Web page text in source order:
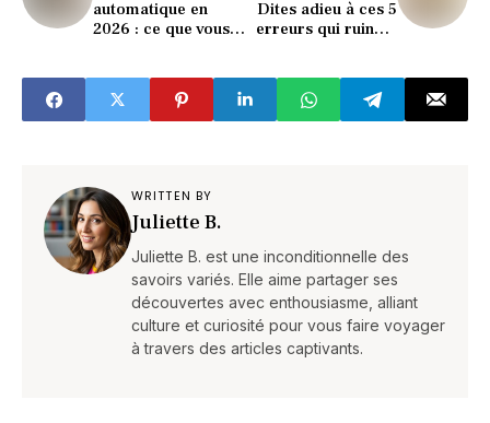
automatique en
2026 : ce que vous
Dites adieu à ces 5
erreurs qui ruinent
WRITTEN BY
Juliette B.
Juliette B. est une inconditionnelle des
savoirs variés. Elle aime partager ses
découvertes avec enthousiasme, alliant
culture et curiosité pour vous faire voyager
à travers des articles captivants.